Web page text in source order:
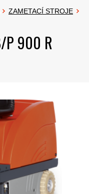
ZAMETACÍ STROJE
P 900 R